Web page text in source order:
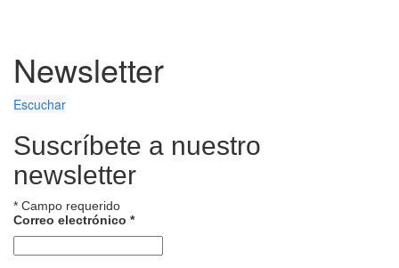
Newsletter
Escuchar
Suscríbete a nuestro
newsletter
* Campo requerido
Correo electrónico *